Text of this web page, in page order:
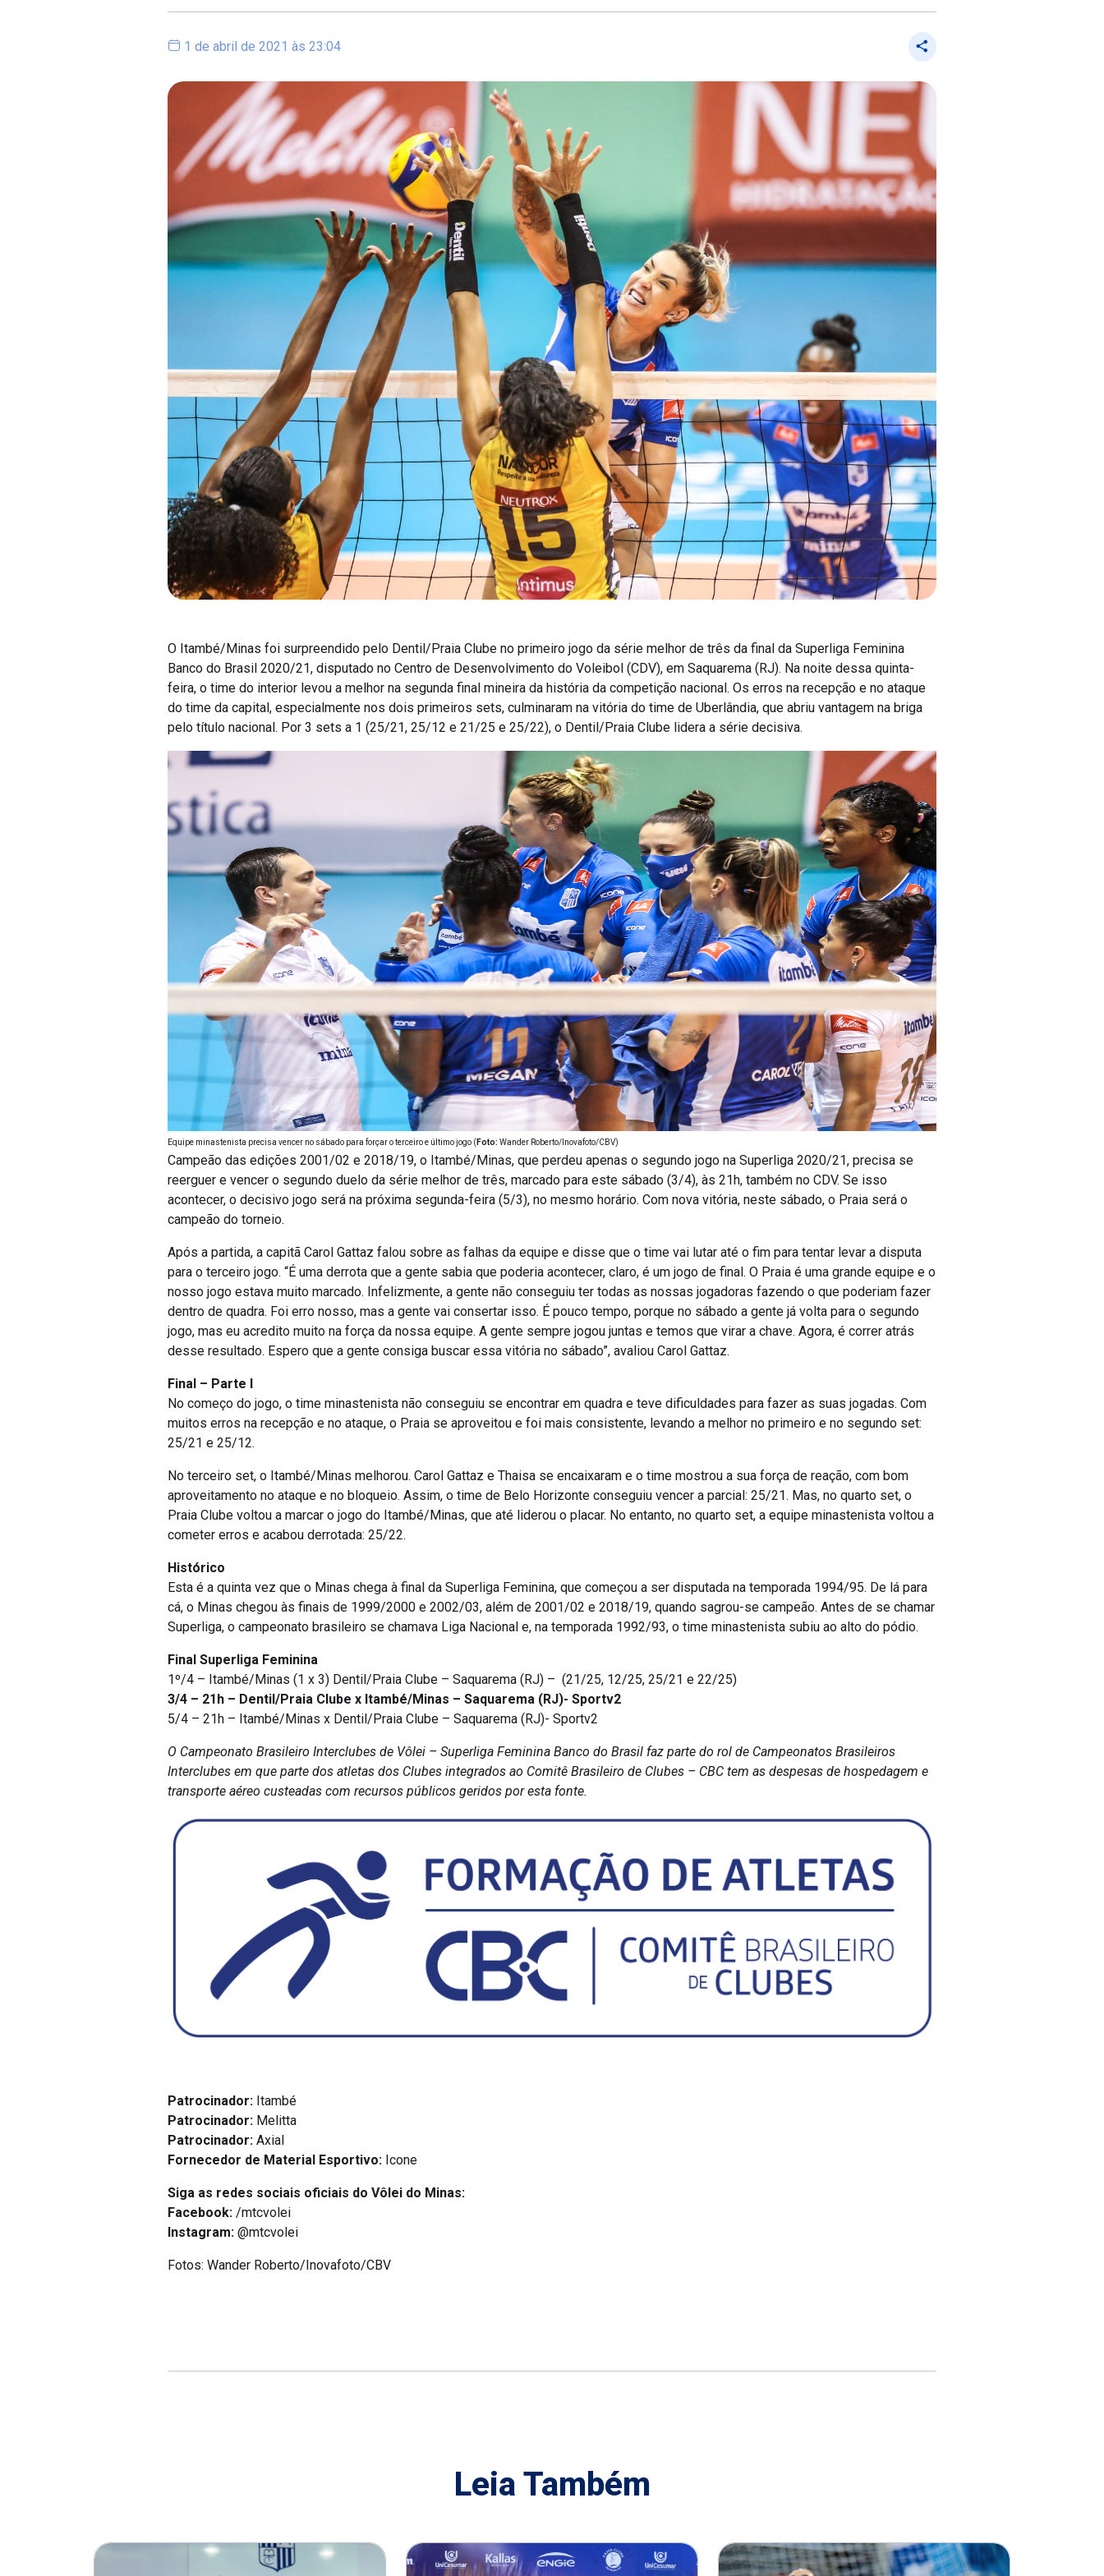
1 de abril de 2021 às 23:04
O Itambé/Minas foi surpreendido pelo Dentil/Praia Clube no primeiro jogo da série melhor de três da final da Superliga Feminina
Banco do Brasil 2020/21, disputado no Centro de Desenvolvimento do Voleibol (CDV), em Saquarema (RJ). Na noite dessa quinta-
feira, o time do interior levou a melhor na segunda final mineira da história da competição nacional. Os erros na recepção e no ataque
do time da capital, especialmente nos dois primeiros sets, culminaram na vitória do time de Uberlândia, que abriu vantagem na briga
pelo título nacional. Por 3 sets a 1 (25/21, 25/12 e 21/25 e 25/22), o Dentil/Praia Clube lidera a série decisiva.
Equipe minastenista precisa vencer no sábado para forçar o terceiro e último jogo ( Foto: Wander Roberto/Inovafoto/CBV)
Campeão das edições 2001/02 e 2018/19, o Itambé/Minas, que perdeu apenas o segundo jogo na Superliga 2020/21, precisa se
reerguer e vencer o segundo duelo da série melhor de três, marcado para este sábado (3/4), às 21h, também no CDV. Se isso
acontecer, o decisivo jogo será na próxima segunda-feira (5/3), no mesmo horário. Com nova vitória, neste sábado, o Praia será o
campeão do torneio.
Após a partida, a capitã Carol Gattaz falou sobre as falhas da equipe e disse que o time vai lutar até o fim para tentar levar a disputa
para o terceiro jogo. “É uma derrota que a gente sabia que poderia acontecer, claro, é um jogo de final. O Praia é uma grande equipe e o
nosso jogo estava muito marcado. Infelizmente, a gente não conseguiu ter todas as nossas jogadoras fazendo o que poderiam fazer
dentro de quadra. Foi erro nosso, mas a gente vai consertar isso. É pouco tempo, porque no sábado a gente já volta para o segundo
jogo, mas eu acredito muito na força da nossa equipe. A gente sempre jogou juntas e temos que virar a chave. Agora, é correr atrás
desse resultado. Espero que a gente consiga buscar essa vitória no sábado”, avaliou Carol Gattaz.
Final – Parte I
No começo do jogo, o time minastenista não conseguiu se encontrar em quadra e teve dificuldades para fazer as suas jogadas. Com
muitos erros na recepção e no ataque, o Praia se aproveitou e foi mais consistente, levando a melhor no primeiro e no segundo set:
25/21 e 25/12.
No terceiro set, o Itambé/Minas melhorou. Carol Gattaz e Thaisa se encaixaram e o time mostrou a sua força de reação, com bom
aproveitamento no ataque e no bloqueio. Assim, o time de Belo Horizonte conseguiu vencer a parcial: 25/21. Mas, no quarto set, o
Praia Clube voltou a marcar o jogo do Itambé/Minas, que até liderou o placar. No entanto, no quarto set, a equipe minastenista voltou a
cometer erros e acabou derrotada: 25/22.
Histórico
Esta é a quinta vez que o Minas chega à final da Superliga Feminina, que começou a ser disputada na temporada 1994/95. De lá para
cá, o Minas chegou às finais de 1999/2000 e 2002/03, além de 2001/02 e 2018/19, quando sagrou-se campeão. Antes de se chamar
Superliga, o campeonato brasileiro se chamava Liga Nacional e, na temporada 1992/93, o time minastenista subiu ao alto do pódio.
Final Superliga Feminina
1º/4 – Itambé/Minas (1 x 3) Dentil/Praia Clube – Saquarema (RJ) – (21/25, 12/25, 25/21 e 22/25)
3/4 – 21h – Dentil/Praia Clube x Itambé/Minas – Saquarema (RJ)- Sportv2
5/4 – 21h – Itambé/Minas x Dentil/Praia Clube – Saquarema (RJ)- Sportv2
O Campeonato Brasileiro Interclubes de Vôlei – Superliga Feminina Banco do Brasil faz parte do rol de Campeonatos Brasileiros
Interclubes em que parte dos atletas dos Clubes integrados ao Comitê Brasileiro de Clubes – CBC tem as despesas de hospedagem e
transporte aéreo custeadas com recursos públicos geridos por esta fonte.
Patrocinador: Itambé
Patrocinador: Melitta
Patrocinador: Axial
Fornecedor de Material Esportivo: Icone
Siga as redes sociais oficiais do Vôlei do Minas:
Facebook: /mtcvolei
Instagram: @mtcvolei
Fotos: Wander Roberto/Inovafoto/CBV
Leia Também